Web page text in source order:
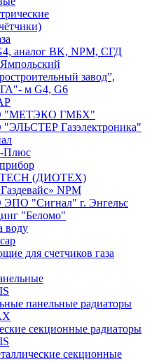
аналог BK, NPM, СГД
завод”,
м G4, G6
"МЕТЭКО ГМБХ"
Газэлектроника"
Плюс
(ДИОТЕХ)
NPM
"Сигнал" г. Энгельс
"Беломо"
воду
для счетчиков газа
панельные радиаторы
секционные радиаторы
секционные